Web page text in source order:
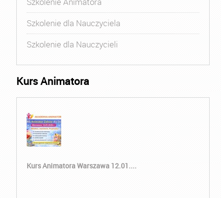
Szkolenie dla Nauczyciela
Szkolenie dla Nauczycieli
Kurs Animatora
Kurs Animatora Warszawa 12.01....